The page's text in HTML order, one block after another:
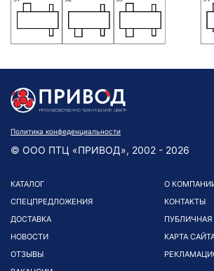
Политика конфеденциальности
© ООО ПТЦ «ПРИВОД», 2002 - 2026
КАТАЛОГ
СПЕЦПРЕДЛОЖЕНИЯ
ДОСТАВКА
НОВОСТИ
ОТЗЫВЫ
О
КОНТАКТЫ
ПУБЛИЧНАЯ
КАРТА